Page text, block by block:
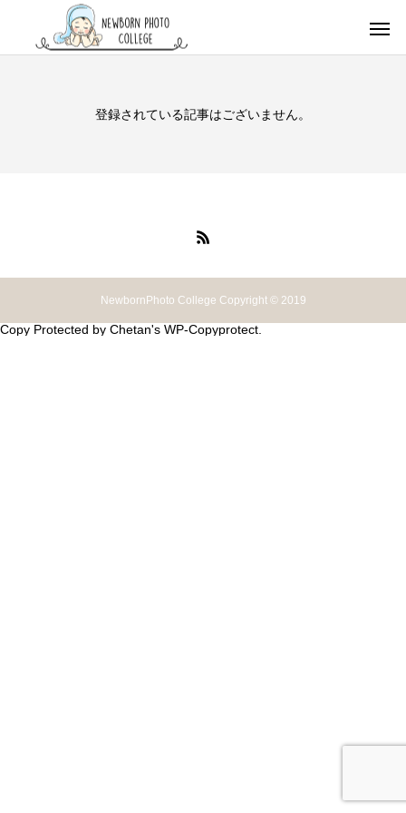
登録されている記事はございません。
NewbornPhoto College Copyright © 2019
Copy Protected by Chetan's WP-Copyprotect